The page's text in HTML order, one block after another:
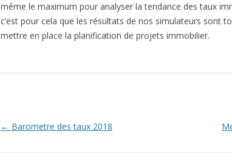
même le maximum pour analyser la tendance des taux
c’est pour cela que les résultats de nos simulateurs sont
mettre en place la planification de projets immobilier.
Navigation
← Barometre des taux 2018